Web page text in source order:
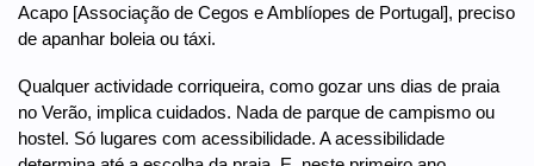
Acapo [Associação de Cegos e Amblíopes de Portugal], preciso
de apanhar boleia ou táxi.
Qualquer actividade corriqueira, como gozar uns dias de praia
no Verão, implica cuidados. Nada de parque de campismo ou
hostel. Só lugares com acessibilidade. A acessibilidade